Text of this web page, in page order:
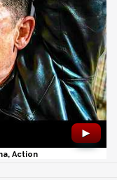
►
Action